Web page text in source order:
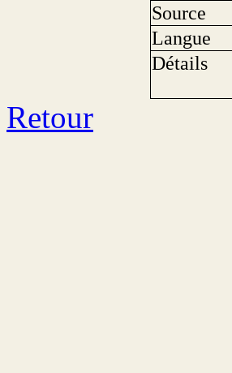
Source
Langue
Détails
Retour